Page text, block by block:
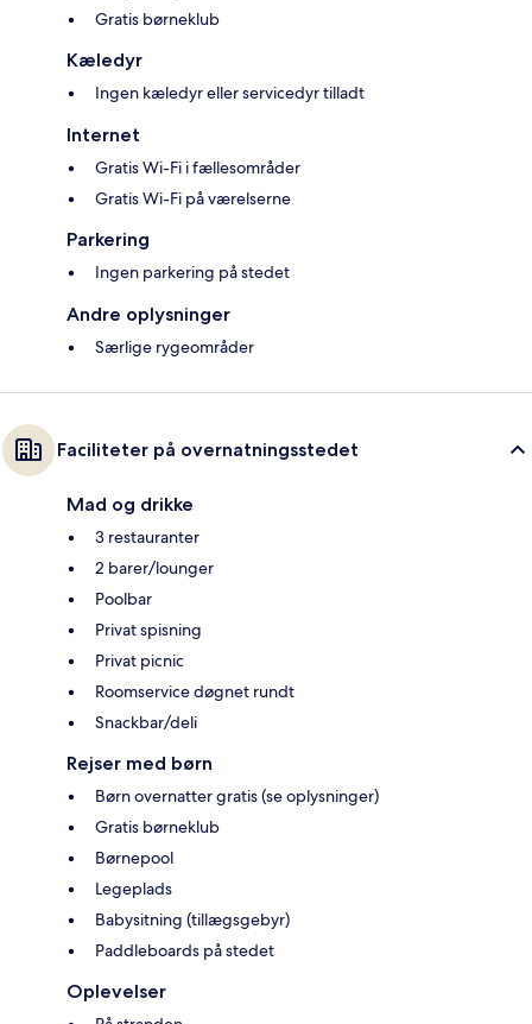
Gratis børneklub
Kæledyr
Ingen kæledyr eller servicedyr tilladt
Internet
Gratis Wi-Fi i fællesområder
Gratis Wi-Fi på værelserne
Parkering
Ingen parkering på stedet
Andre oplysninger
Særlige rygeområder
Faciliteter på overnatningsstedet
Mad og drikke
3 restauranter
2 barer/lounger
Poolbar
Privat spisning
Privat picnic
Roomservice døgnet rundt
Snackbar/deli
Rejser med børn
Børn overnatter gratis (se oplysninger)
Gratis børneklub
Børnepool
Legeplads
Babysitning (tillægsgebyr)
Paddleboards på stedet
Oplevelser